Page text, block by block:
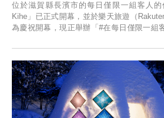
位於滋賀縣長濱市的每日僅限一組客人的
Kihe」已正式開幕，並於樂天旅遊（
為慶祝開幕，現正舉辦「#在每日僅限一組
人的旅館，您才能在此與重要的人共度獨一